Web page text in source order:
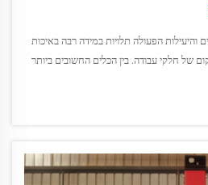
והיעילות הפעולה תלויות במידה רבה באיכות
של חלקי עבודה. בין הכלים החשובים ביותר
צלבים מהוות בסיס...